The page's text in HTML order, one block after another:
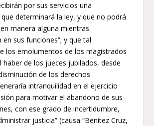
por sus servicios una
determinará la ley, y que no podrá
manera alguna mientras
en sus funciones”; y que tal
los emolumentos de los magistrados
haber de los jueces jubilados, desde
de los derechos
intranquilidad en el ejercicio
para motivar el abandono de sus
con ese grado de incertidumbre,
justicia” (causa “Benítez Cruz,